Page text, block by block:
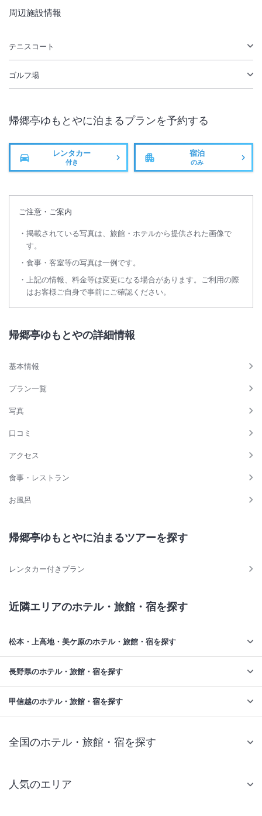
周辺施設情報
テニスコート
ゴルフ場
帰郷亭ゆもとやに泊まるプランを予約する
レンタカー
付き
宿泊
のみ
ご注意・ご案内
掲載されている写真は、旅館・ホテルから提供された画像で
す。
食事・客室等の写真は一例です。
上記の情報、料金等は変更になる場合があります。ご利用の際
はお客様ご自身で事前にご確認ください。
帰郷亭ゆもとやの詳細情報
基本情報
プラン一覧
写真
口コミ
アクセス
食事・レストラン
お風呂
帰郷亭ゆもとやに泊まるツアーを探す
レンタカー付きプラン
近隣エリアのホテル・旅館・宿を探す
松本・上高地・美ケ原のホテル・旅館・宿を探す
長野県のホテル・旅館・宿を探す
甲信越のホテル・旅館・宿を探す
全国のホテル・旅館・宿を探す
人気のエリア